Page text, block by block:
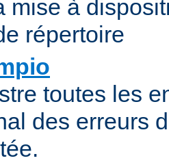
mise à
répertoire
toutes les
des erreurs